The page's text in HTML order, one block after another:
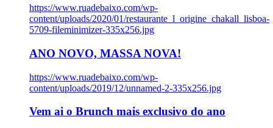
https://www.ruadebaixo.com/wp-
content/uploads/2020/01/restaurante_l_origine_chakall_lisboa-
5709-fileminimizer-335x256.jpg
ANO NOVO, MASSA NOVA!
https://www.ruadebaixo.com/wp-
content/uploads/2019/12/unnamed-2-335x256.jpg
Vem ai o Brunch mais exclusivo do ano